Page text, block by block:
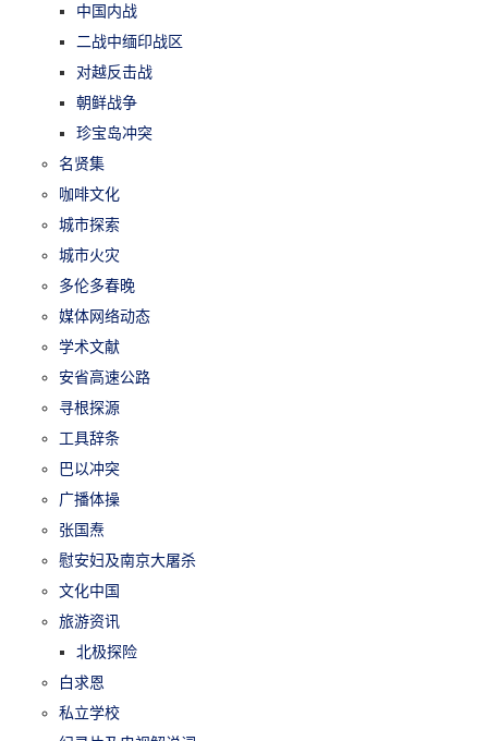
中国内战
二战中缅印战区
对越反击战
朝鲜战争
珍宝岛冲突
名贤集
咖啡文化
城市探索
城市火灾
多伦多春晚
媒体网络动态
学术文献
安省高速公路
寻根探源
工具辞条
巴以冲突
广播体操
张国焘
慰安妇及南京大屠杀
文化中国
旅游资讯
北极探险
白求恩
私立学校